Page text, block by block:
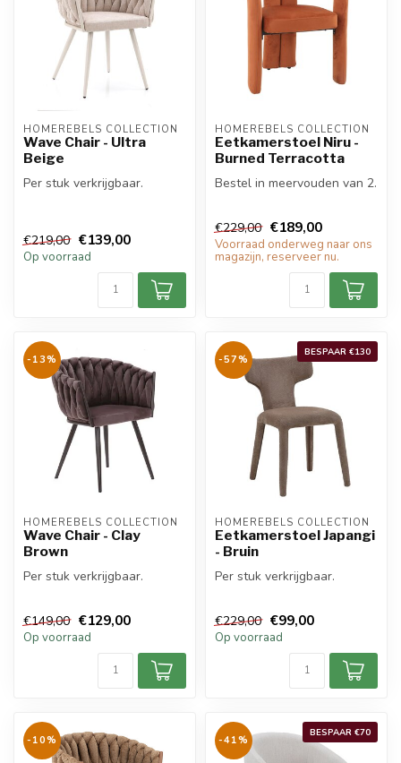
HOMEREBELS COLLECTION
Wave Chair - Ultra
Beige
Per stuk verkrijgbaar.
€219,00 €139,00
Op voorraad
HOMEREBELS COLLECTION
Eetkamerstoel Niru -
Burned Terracotta
Bestel in meervouden van 2.
€229,00 €189,00
Voorraad onderweg naar ons
magazijn, reserveer nu.
-13%
HOMEREBELS COLLECTION
Wave Chair - Clay
Brown
Per stuk verkrijgbaar.
€149,00 €129,00
Op voorraad
BESPAAR €130
-57%
HOMEREBELS COLLECTION
Eetkamerstoel Japangi
- Bruin
Per stuk verkrijgbaar.
€229,00 €99,00
Op voorraad
-10%
BESPAAR €70
-41%